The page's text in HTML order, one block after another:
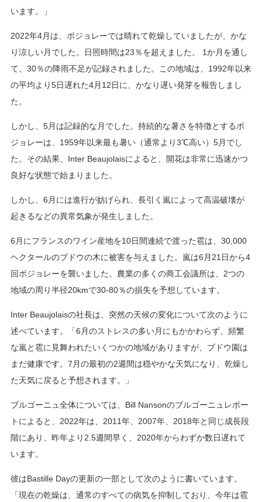
います。」
2022年4月は、ボジョレーでは晴れて乾燥していましたが、かな
り涼しい月でした。日照時間は23％を超えました。 1か月を通し
て、30％の降雨不足が記録されました。この地域は、1992年以来
の平均より5日遅れた4月12日に、かなり遅い発芽を報告しまし
た。
しかし、5月は記録的な月でした。持続的な暑さを特徴とするボ
ジョレーは、1959年以来最も暑い（通常より3℃高い）5月でし
た。その結果、Inter Beaujolaisによると、開花は非常に迅速かつ
良好な状態で始まりました。
しかし、6月には進行が妨げられ、長引く嵐によって高温破壊が
起きるなどの異常気象が発生しました。
6月にフランスのワイン産地を10日間連続で渡った雹は、30,000
ヘクタールのブドウの木に被害を与えました。嵐は6月21日から4
回ボジョレーを襲いました。農業の多くの商工会議所は、2つの
地域の周り半径20kmで30-80％の損失を予想しています。
Inter Beaujolaisの社長は、突然の天候の変化について次のように
述べています。「6月のストレスの多い月にもかかわらず、頻繁
な嵐と雹に見舞われたいくつかの地域がありますが、ブドウ園は
まだ健康です。7月の最初の2週間は穏やかな天気になり、乾燥し
た天気に戻ると予想されます。」
ブルゴーニュ全体については、Bill Nansonのブルゴーニュレポー
トによると、2022年は、2011年、2007年、2018年と同じ成長段
階にあり、昨年より2.5週間早く、2020年からわずか数日遅れて
います。
彼はBastille Dayの更新の一部として次のように書いています。
「現在の乾燥は、通常のすべての病気を抑制しており、今年は雹